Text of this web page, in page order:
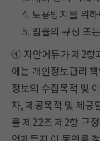
4. 도용방지를 위
5. 법률의 규정 또
④ 지안에듀가 제2항
에는 개인정보관리
정보의 수집목적 및
자, 제공목적 및 제공
률 제22조 제2항 규